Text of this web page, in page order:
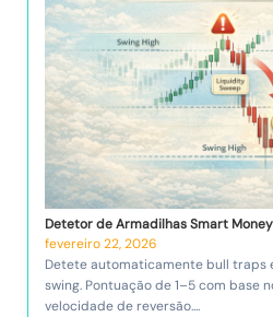
Detetor de Armadilhas Smart Money
fevereiro 22, 2026
Detete automaticamente bull traps
swing. Pontuação de 1–5 com base
velocidade de reversão....